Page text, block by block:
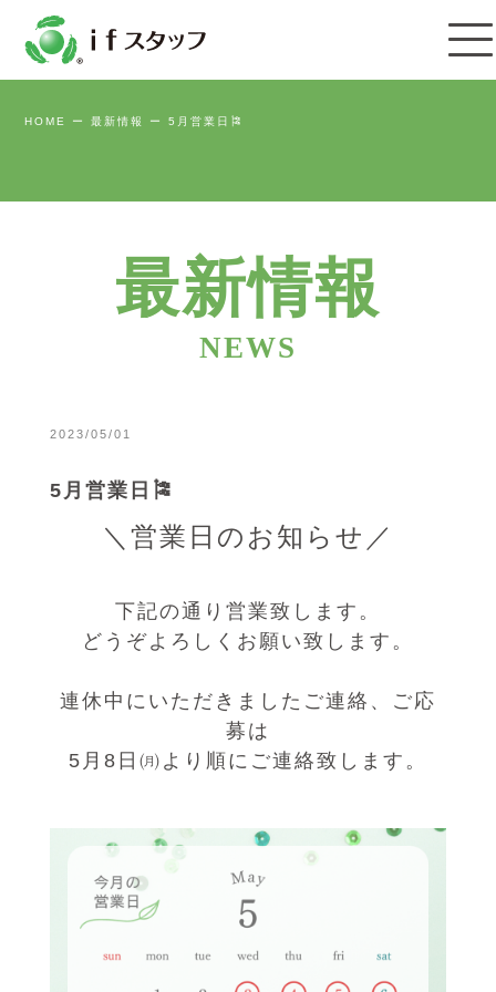
HOME 最新情報 5月営業日🎏
最新情報
2023/05/01
5月営業日🎏
＼営業日のお知らせ／
下記の通り営業致します。
どうぞよろしくお願い致します。
連休中にいただきましたご連絡、ご応
募は
5月8日㈪より順にご連絡致します。